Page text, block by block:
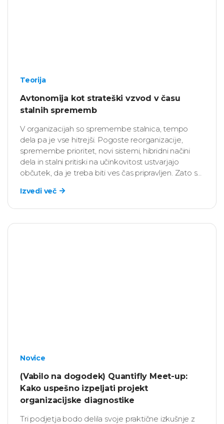
Teorija
Avtonomija kot strateški vzvod v času
stalnih sprememb
V organizacijah so spremembe stalnica, tempo
dela pa je vse hitrejši. Pogoste reorganizacije,
spremembe prioritet, novi sistemi, hibridni načini
dela in stalni pritiski na učinkovitost ustvarjajo
občutek, da je treba biti ves čas pripravljen. Zato se
omogoča, da v takšnem okolju ne le sledijo
Izvedi več
Novice
(Vabilo na dogodek) Quantifly Meet-up:
Kako uspešno izpeljati projekt
organizacijske diagnostike
Tri podjetja bodo delila svoje praktične izkušnje z